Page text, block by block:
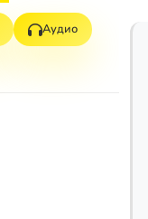
Аудио